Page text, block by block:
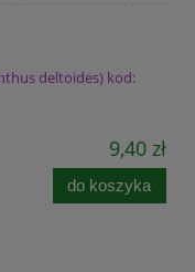
deltoides) kod:
9,40 zł
do koszyka